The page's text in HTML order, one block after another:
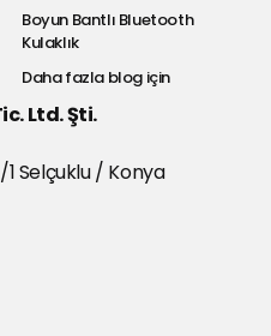
Boyun Bantlı Bluetooth
Kulaklık
Daha fazla blog için
Ltd. Şti.
Selçuklu / Konya